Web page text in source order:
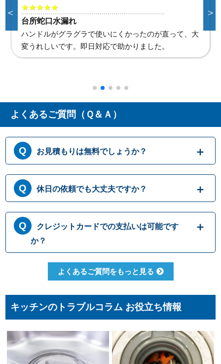
お客様満足度
★★★★★
洗面蛇口水漏れ修理
なぜ洗面台の下から水が漏れているかわからず不安で
したが、わかりやすい説明と迅速な対応で大変助かり
＜ ＞
よくあるご質問（Ｑ＆Ａ）
お見積もりは無料でしょうか？
はい、まずは専門スタッフがお伺いし実際に
目で見て現場調査を行います。確認した内容
を元に、無料でお見積もりをご提示させてい
ただきます。もしお見積り内容がご希望に沿
わない場合も、キャンセル料等は一切発生い
たしません。お見積り内容にご納得・ご署名
いただかなければ作業を行うことはございま
せんので、安心してまずはご相談ください。
休日の依頼でも大丈夫ですか？
365日営業しております。休日、祝日、年末年
始いつでも対応可能です。それにかかる追加
料金は発生しません。ご安心ください。
クレジットカードでの支払いは可能です
か？
クレジットカードのご利用は、VISA、
Master、JCBカードからお選びいただけま
コンビニ決済、QR決済など、お客さまのご都
よくあるご質問をもっと見る
キッチンのトラブルコラム お役立ち情報